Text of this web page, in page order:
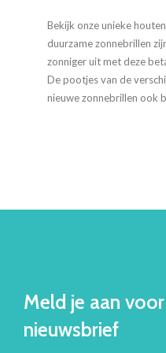
Bekijk onze unieke
duurzame zonnebrillen
zonniger uit met deze
De pootjes van de
nieuwe zonnebrillen ook
Meld je aan
nieuwsbrief